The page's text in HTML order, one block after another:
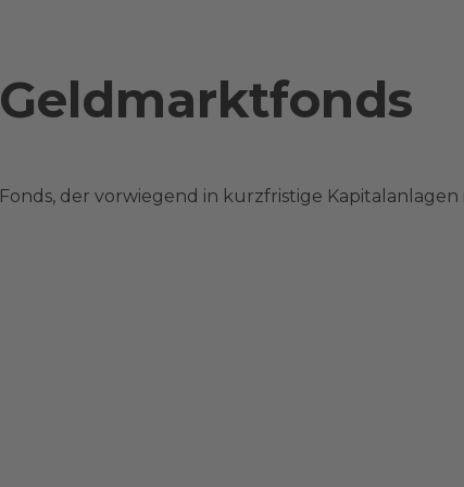
Geldmarktfonds
Fonds, der vorwiegend in kurzfristige Kapitalanlagen